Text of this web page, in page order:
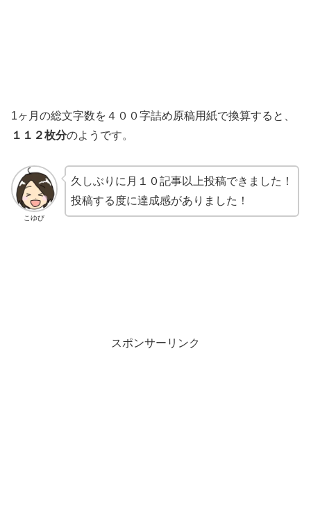
1ヶ月の総文字数を４００字詰め原稿用紙で換算すると、
１１２枚分のようです。
こゆび
久しぶりに月１０記事以上投稿できました！
投稿する度に達成感がありました！
スポンサーリンク